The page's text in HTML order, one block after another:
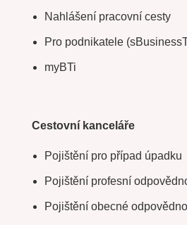
Nahlášení pracovní cesty
Pro podnikatele
myBTi
Cestovní kanceláře
Pojištění pro případ úpadku
Pojištění profesní
Pojištění obecné